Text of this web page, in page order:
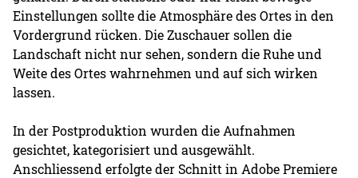
Einstellungen sollte die Atmosphäre des Ortes in den
Vordergrund rücken. Die Zuschauer sollen die
Landschaft nicht nur sehen, sondern die Ruhe und
Weite des Ortes wahrnehmen und auf sich wirken
lassen.
In der Postproduktion wurden die Aufnahmen
gesichtet, kategorisiert und ausgewählt.
Anschliessend erfolgte der Schnitt in Adobe Premiere